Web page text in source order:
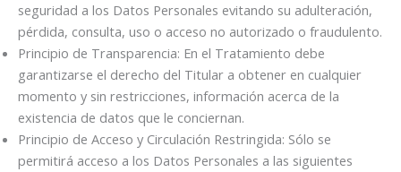
seguridad a los Datos Personales evitando su adulteración,
pérdida, consulta, uso o acceso no autorizado o fraudulento.
Principio de Transparencia: En el Tratamiento debe
garantizarse el derecho del Titular a obtener en cualquier
momento y sin restricciones, información acerca de la
existencia de datos que le conciernan.
Principio de Acceso y Circulación Restringida: Sólo se
permitirá acceso a los Datos Personales a las siguientes